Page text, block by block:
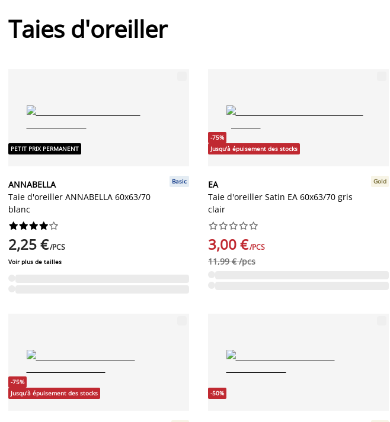
Taies d'oreiller
PETIT PRIX PERMANENT
ANNABELLA
Taie d'oreiller ANNABELLA 60x63/70
blanc
Basic






2,25 €/PCS
Voir plus de tailles
-75%
Jusqu'à épuisement des stocks
EA
Taie d'oreiller Satin EA 60x63/70 gris
clair
Gold






3,00 €/PCS
11,99 € /pcs
-75%
Jusqu'à épuisement des stocks
-50%